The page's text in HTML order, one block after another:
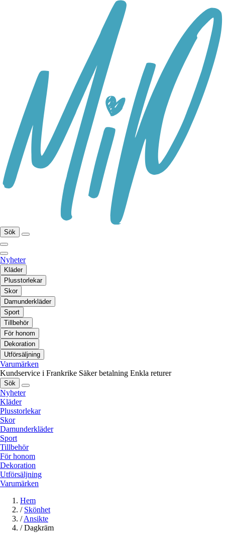
Sök
Nyheter
Kläder
Plusstorlekar
Skor
Damunderkläder
Sport
Tillbehör
För honom
Dekoration
Utförsäljning
Varumärken
Kundservice i Frankrike Säker betalning Enkla returer
Sök
Nyheter
Kläder
Plusstorlekar
Skor
Damunderkläder
Sport
Tillbehör
För honom
Dekoration
Utförsäljning
Varumärken
Hem
/ Skönhet
/ Ansikte
/ Dagkräm